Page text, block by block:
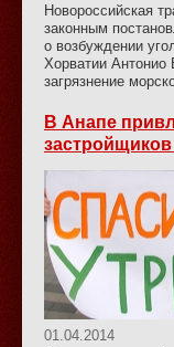
Новороссийская
законным
о возбуждении
Хорватии
загрязнение
В Анапе
01.04.2014